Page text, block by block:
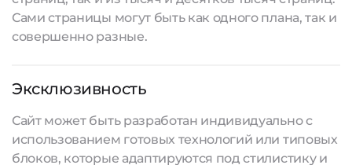
Сами страницы могут быть как одного плана, так и
совершенно разные.
Эксклюзивность
Сайт может быть разработан индивидуально с
использованием готовых технологий или типовых
блоков, которые адаптируются под стилистику и